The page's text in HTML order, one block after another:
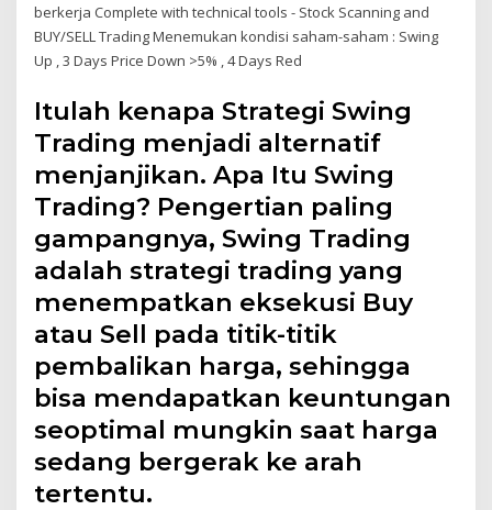
berkerja Complete with technical tools - Stock Scanning and
BUY/SELL Trading Menemukan kondisi saham-saham : Swing
Up , 3 Days Price Down >5% , 4 Days Red
Itulah kenapa Strategi Swing
Trading menjadi alternatif
menjanjikan. Apa Itu Swing
Trading? Pengertian paling
gampangnya, Swing Trading
adalah strategi trading yang
menempatkan eksekusi Buy
atau Sell pada titik-titik
pembalikan harga, sehingga
bisa mendapatkan keuntungan
seoptimal mungkin saat harga
sedang bergerak ke arah
tertentu.